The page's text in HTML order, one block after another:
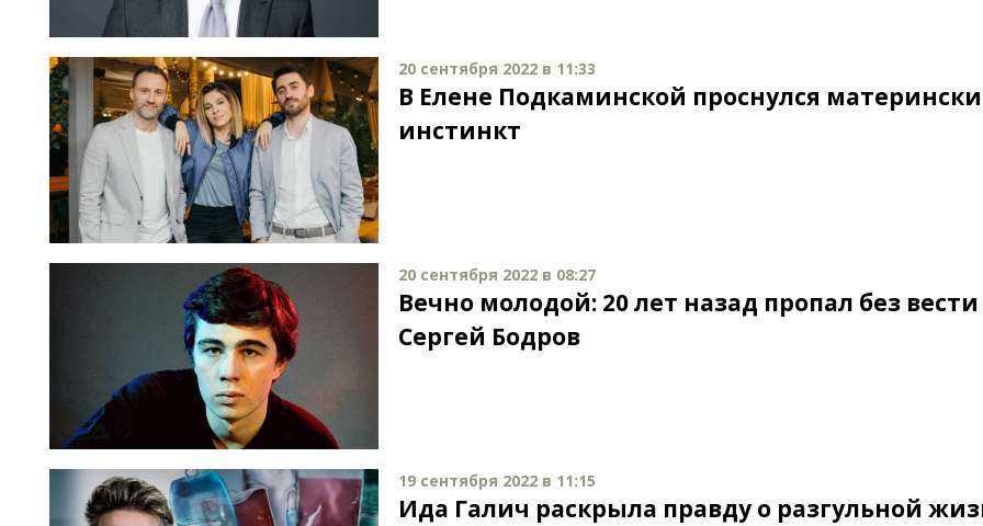
20 сентября 2022 в 11:33
В Елене Подкаминской проснулся
инстинкт
20 сентября 2022 в 08:27
Вечно молодой: 20 лет назад пропал без вести
Сергей Бодров
19 сентября 2022 в 11:15
Ида Галич раскрыла правду о разгульной